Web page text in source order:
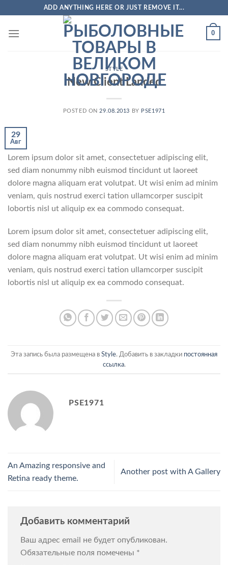
content
ADD ANYTHING HERE OR JUST REMOVE IT...
0
STYLE
New Client Landed
POSTED ON 29.08.2013 BY PSE1971
29
Авг
Lorem ipsum dolor sit amet, consectetuer adipiscing elit,
sed diam nonummy nibh euismod tincidunt ut laoreet
dolore magna aliquam erat volutpat. Ut wisi enim ad minim
veniam, quis nostrud exerci tation ullamcorper suscipit
lobortis nisl ut aliquip ex ea commodo consequat.
Lorem ipsum dolor sit amet, consectetuer adipiscing elit,
sed diam nonummy nibh euismod tincidunt ut laoreet
dolore magna aliquam erat volutpat. Ut wisi enim ad minim
veniam, quis nostrud exerci tation ullamcorper suscipit
lobortis nisl ut aliquip ex ea commodo consequat.
Эта запись была размещена в Style. Добавить в закладки постоянная
ссылка.
PSE1971
An Amazing responsive and
Retina ready theme.
Another post with A Gallery
Добавить комментарий
Ваш адрес email не будет опубликован.
Обязательные поля помечены *